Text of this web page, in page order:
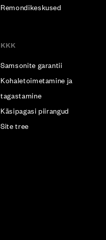
Remondikeskused
KKK
Samsonite garantii
Kohaletoimetamine ja
tagastamine
Käsipagasi piirangud
Site tree